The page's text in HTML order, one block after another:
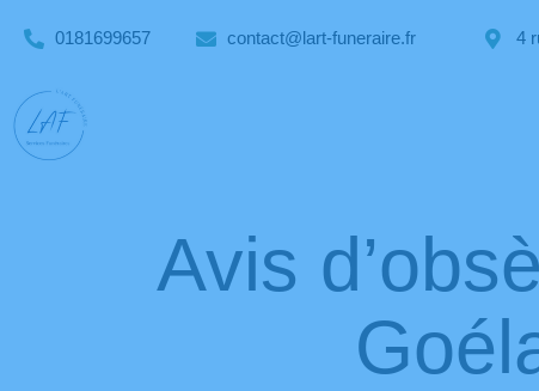
0181699657 contact@lart-funeraire.fr 4
Avis